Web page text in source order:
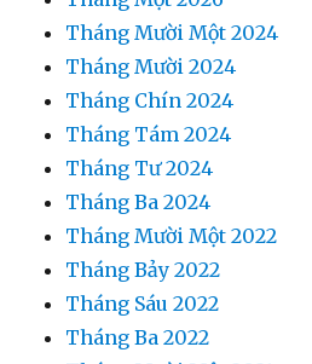
Tháng Mười Một 2024
Tháng Mười 2024
Tháng Chín 2024
Tháng Tám 2024
Tháng Tư 2024
Tháng Ba 2024
Tháng Mười Một 2022
Tháng Bảy 2022
Tháng Sáu 2022
Tháng Ba 2022